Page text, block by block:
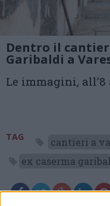
Dentro il
Garibaldi a
Le immagini, all’8
TAG
cantieri a
ex caserma